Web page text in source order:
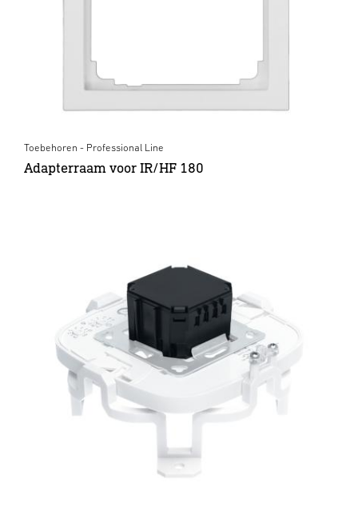
Toebehoren - Professional Line
Adapterraam voor IR/HF 180